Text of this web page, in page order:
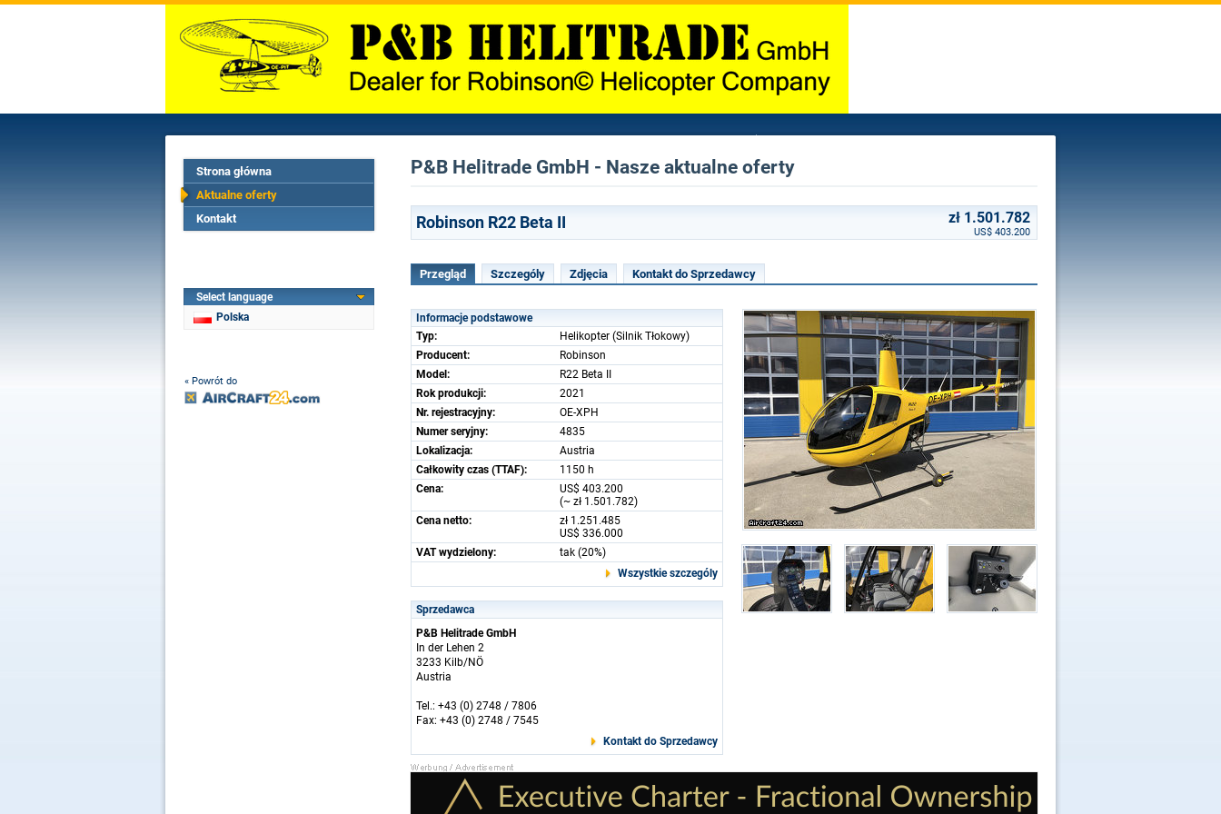
Strona główna
Aktualne oferty
Kontakt
Select language
Polska
« Powrót do
P&B Helitrade GmbH - Nasze aktualne oferty
Robinson R22 Beta II zł 1.501.782
US$ 403.200
Przegląd Szczególy Zdjęcia Kontakt do Sprzedawcy
Informacje podstawowe
Typ:
Helikopter (Silnik Tłokowy)
Producent:
Robinson
Model:
R22 Beta II
Rok produkcji:
2021
Nr. rejestracyjny:
OE-XPH
Numer seryjny:
4835
Lokalizacja:
Austria
Całkowity czas (TTAF):
1150 h
Cena:
US$ 403.200
(~ zł 1.501.782)
Cena netto:
zł 1.251.485
US$ 336.000
VAT wydzielony:
tak (20%)
Wszystkie szczególy
Sprzedawca
P&B Helitrade GmbH
In der Lehen 2
3233 Kilb/NÖ
Austria
Tel.: +43 (0) 2748 / 7806
Fax: +43 (0) 2748 / 7545
Kontakt do Sprzedawcy